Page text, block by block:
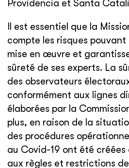
Providencia et Santa
Il est essentiel que la
compte les risques pouvant
mise en œuvre et
sûreté de ses experts. La
des observateurs
conformément aux lignes
élaborées par la
plus, en raison de la
des procédures
au Covid-19 ont été
aux règles et restrictions